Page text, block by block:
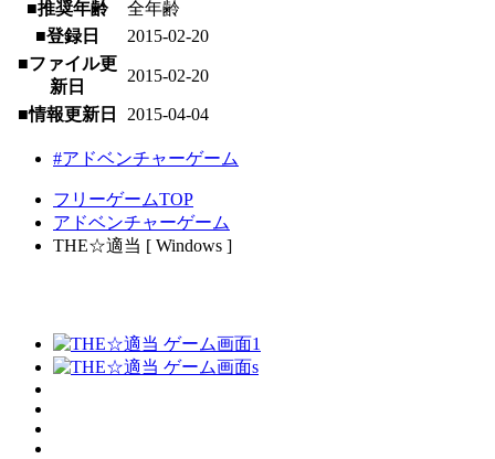
■推奨年齢
全年齢
■登録日
2015-02-20
■ファイル更
新日
2015-02-20
■情報更新日 2015-04-04
#アドベンチャーゲーム
フリーゲームTOP
アドベンチャーゲーム
THE☆適当 [ Windows ]